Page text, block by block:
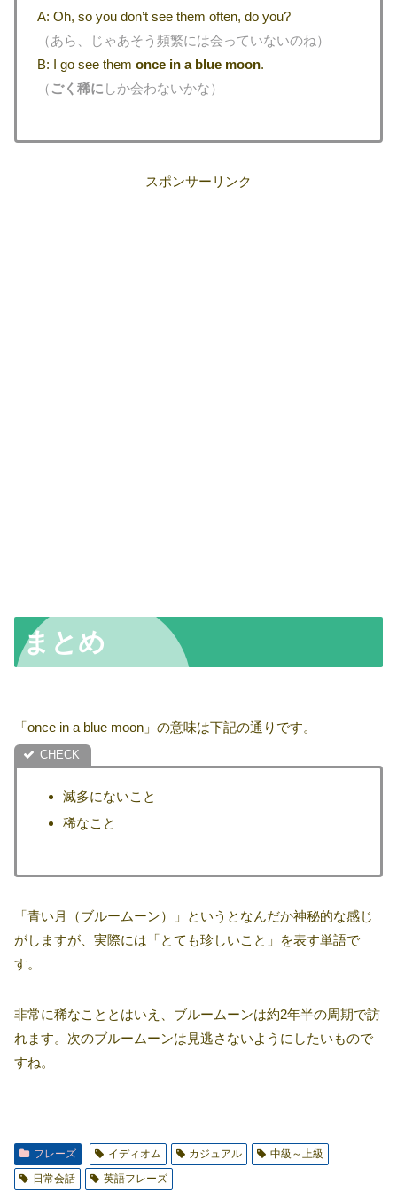
A: Oh, so you don’t see them often, do you?
（あら、じゃあそう頻繁には会っていないのね）
B: I go see them once in a blue moon.
（ ごく稀に しか会わないかな）
スポンサーリンク
まとめ
「once in a blue moon」の意味は下記の通りです。
滅多にないこと
稀なこと
「青い月（ブルームーン）」というとなんだか神秘的な感じ
がしますが、実際には「とても珍しいこと」を表す単語で
す。
非常に稀なこととはいえ、ブルームーンは約2年半の周期で訪
れます。次のブルームーンは見逃さないようにしたいもので
すね。
フレーズ イディオム カジュアル
中級～上級
日常会話
英語フレーズ